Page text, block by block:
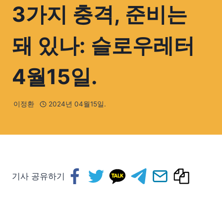
3가지 충격, 준비는
돼 있나: 슬로우레터
4월15일.
이정환 2024년 04월15일.
기사 공유하기